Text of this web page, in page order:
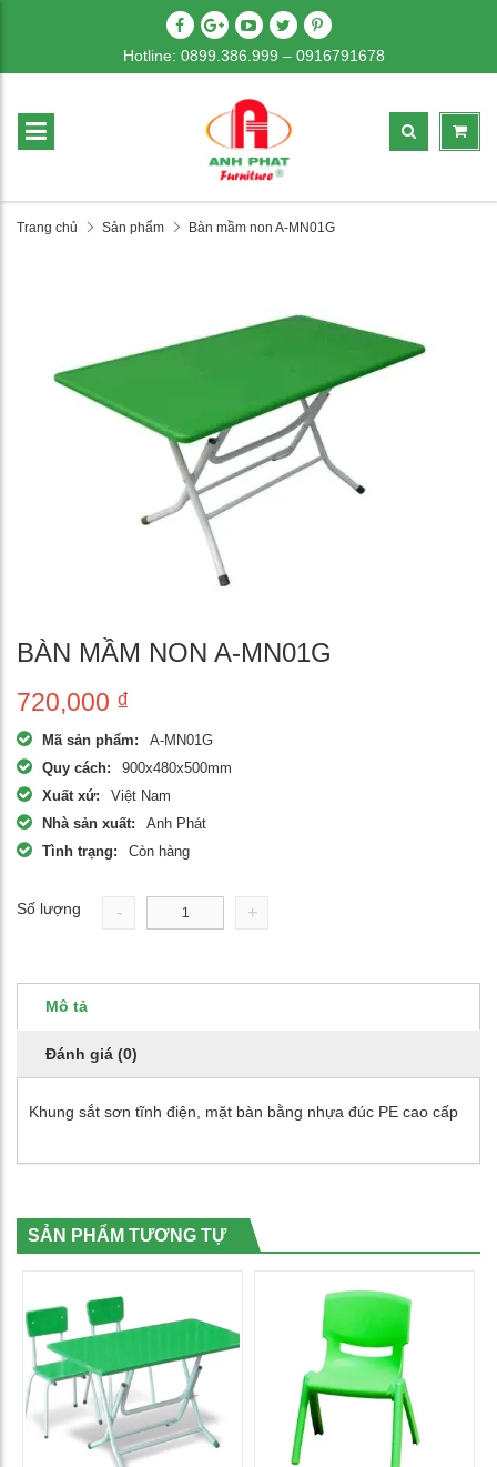
Hotline: 0899.386.999 – 0916791678
Trang chủ Sản phẩm Bàn mầm non A-MN01G
BÀN MẦM NON A-MN01G
720,000 ₫
Mã sản phẩm:
A-MN01G
Quy cách:
900x480x500mm
Xuất xứ:
Việt Nam
Nhà sản xuất:
Anh Phát
Tình trạng:
Còn hàng
Số lượng - +
Mô tả
Đánh giá (0)
Khung sắt sơn tĩnh điện, mặt bàn bằng nhựa đúc PE cao cấp
SẢN PHẨM TƯƠNG TỰ